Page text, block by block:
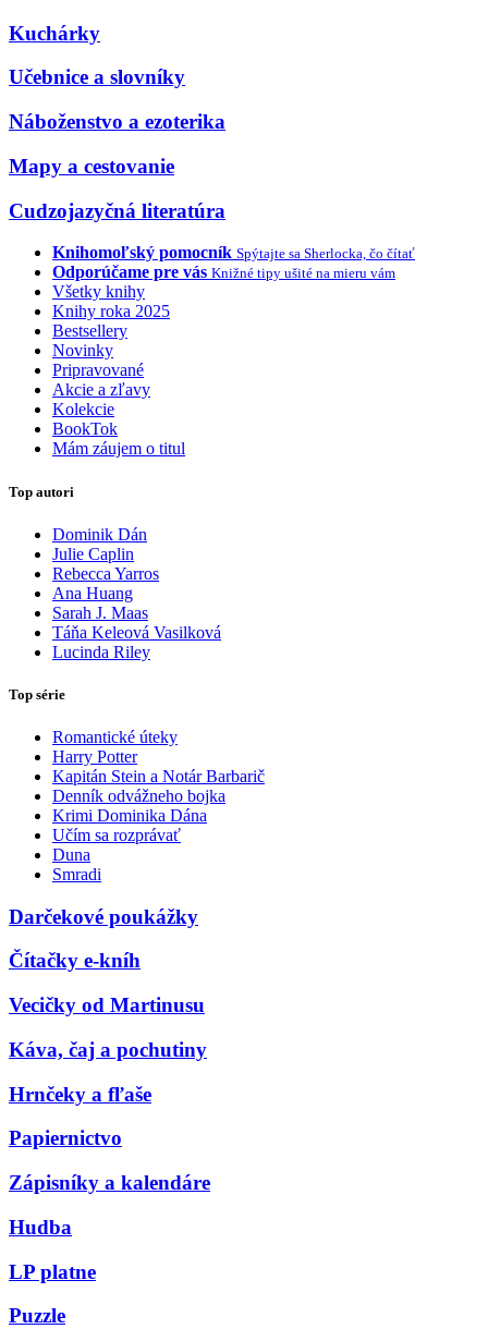
Kuchárky
Učebnice a slovníky
Náboženstvo a ezoterika
Mapy a cestovanie
Cudzojazyčná literatúra
Knihomoľský pomocník Spýtajte sa Sherlocka, čo čítať
Odporúčame pre vás Knižné tipy ušité na mieru vám
Všetky knihy
Knihy roka 2025
Bestsellery
Novinky
Pripravované
Akcie a zľavy
Kolekcie
BookTok
Mám záujem o titul
Top autori
Dominik Dán
Julie Caplin
Rebecca Yarros
Ana Huang
Sarah J. Maas
Táňa Keleová Vasilková
Lucinda Riley
Top série
Romantické úteky
Harry Potter
Kapitán Stein a Notár Barbarič
Denník odvážneho bojka
Krimi Dominika Dána
Učím sa rozprávať
Duna
Smradi
Darčekové poukážky
Čítačky e-kníh
Vecičky od Martinusu
Káva, čaj a pochutiny
Hrnčeky a fľaše
Papiernictvo
Zápisníky a kalendáre
Hudba
LP platne
Puzzle